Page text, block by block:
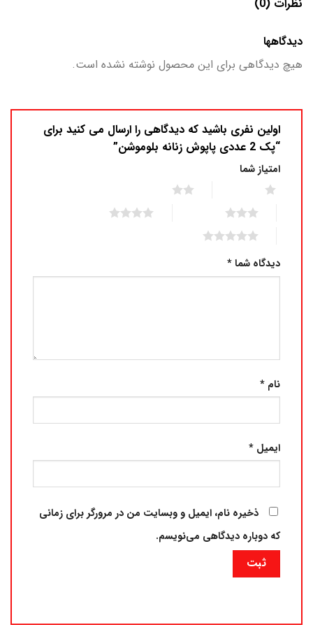
نظرات (0)
دیدگاهها
هیچ دیدگاهی برای این محصول نوشته نشده است.
اولین نفری باشید که دیدگاهی را ارسال می کنید برای
“پک 2 عددی پاپوش زنانه بلوموشن”
امتیاز شما
دیدگاه شما*
نام *
ایمیل *
ذخیره نام، ایمیل و وبسایت من در مرورگر برای زمانی
که دوباره دیدگاهی می‌نویسم.